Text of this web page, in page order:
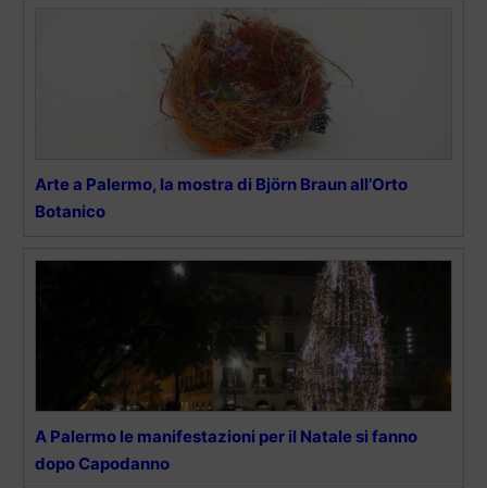
Arte a Palermo, la mostra di Björn Braun all’Orto
Botanico
A Palermo le manifestazioni per il Natale si fanno
dopo Capodanno